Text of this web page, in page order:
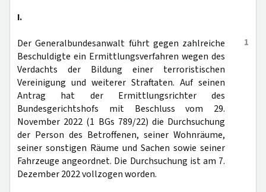
I.
1
Der Generalbundesanwalt führt gegen zahlreiche
Beschuldigte ein Ermittlungsverfahren wegen des
Verdachts der Bildung einer terroristischen
Vereinigung und weiterer Straftaten. Auf seinen
Antrag hat der Ermittlungsrichter des
Bundesgerichtshofs mit Beschluss vom 29.
November 2022 (1 BGs 789/22) die Durchsuchung
der Person des Betroffenen, seiner Wohnräume,
seiner sonstigen Räume und Sachen sowie seiner
Fahrzeuge angeordnet. Die Durchsuchung ist am 7.
Dezember 2022 vollzogen worden.